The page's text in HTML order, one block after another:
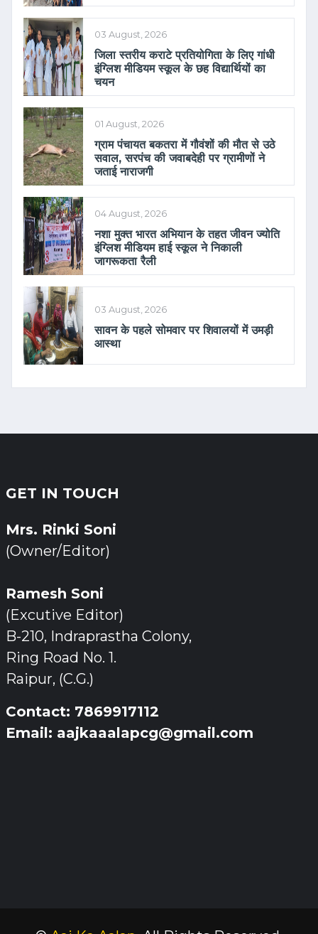
03 August, 2026
जिला स्तरीय कराटे प्रतियोगिता के लिए गांधी
इंग्लिश मीडियम स्कूल के छह विद्यार्थियों का
चयन
01 August, 2026
ग्राम पंचायत बकतरा में गौवंशों की मौत से उठे
सवाल, सरपंच की जवाबदेही पर ग्रामीणों ने
जताई नाराजगी
04 August, 2026
नशा मुक्त भारत अभियान के तहत जीवन ज्योति
इंग्लिश मीडियम हाई स्कूल ने निकाली
जागरूकता रैली
03 August, 2026
सावन के पहले सोमवार पर शिवालयों में उमड़ी
आस्था
GET IN TOUCH
Mrs. Rinki Soni
(Owner/Editor)
Ramesh Soni
(Excutive Editor)
B-210, Indraprastha Colony,
Ring Road No. 1.
Raipur, (C.G.)
Contact: 7869917112
Email: aajkaaalapcg@gmail.com